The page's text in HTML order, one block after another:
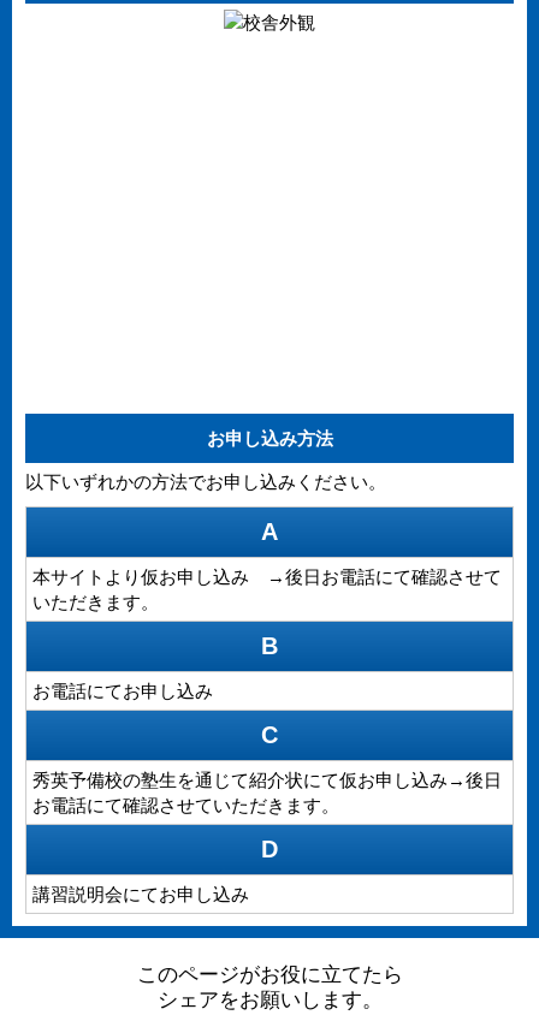
お申し込み方法
以下いずれかの方法でお申し込みください。
A
本サイトより仮お申し込み →後日お電話にて確認させて
いただきます。
B
お電話にてお申し込み
C
秀英予備校の塾生を通じて紹介状にて仮お申し込み→後日
お電話にて確認させていただきます。
D
講習説明会にてお申し込み
このページがお役に立てたら
シェアをお願いします。